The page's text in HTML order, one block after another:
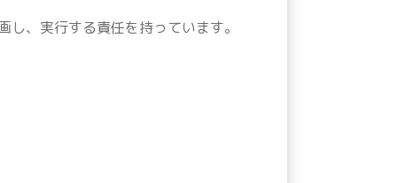
、実行する責任を持っています。